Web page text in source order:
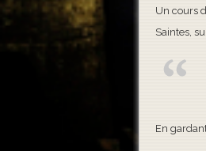
Un cours
Saintes,
En